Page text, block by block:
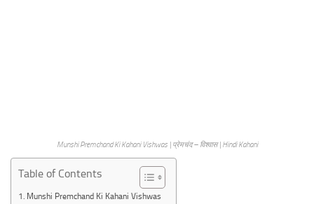
Munshi Premchand Ki Kahani Vishwas | प्रेमचंद – विश्वास | Hindi Kahani
Table of Contents
Munshi Premchand Ki Kahani Vishwas